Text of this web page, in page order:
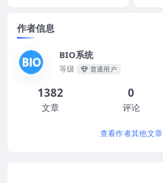
作者信息
BIO系统
等级 普通用户
1382
文章
0
评论
查看作者其他文章